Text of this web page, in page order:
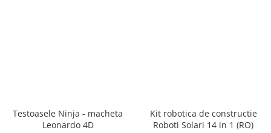
Dixit
Testoasele Ninja - macheta
Leonardo 4D
Kit robotica de constructie
Roboti Solari 14 in 1 (RO)